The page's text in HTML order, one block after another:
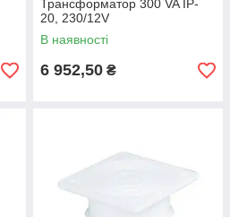
Трансформатор 300 VA IP-
20, 230/12V
В наявності
6 952,50 ₴